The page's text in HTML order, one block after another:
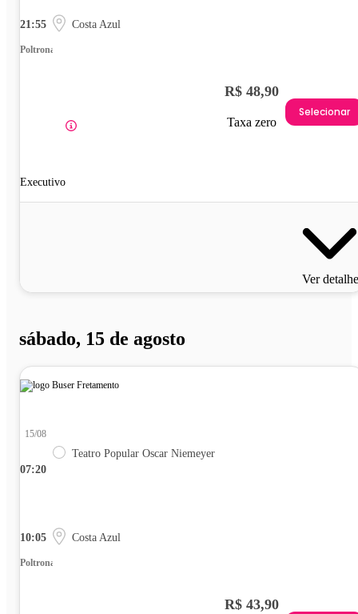
21:55 Costa Azul
Poltrona
Executivo
R$ 48,90
Taxa zero
Selecionar
Ver
sábado, 15 de agosto
07:20
15/08
Teatro Popular Oscar Niemeyer
10:05 Costa Azul
Poltrona
R$ 43,90